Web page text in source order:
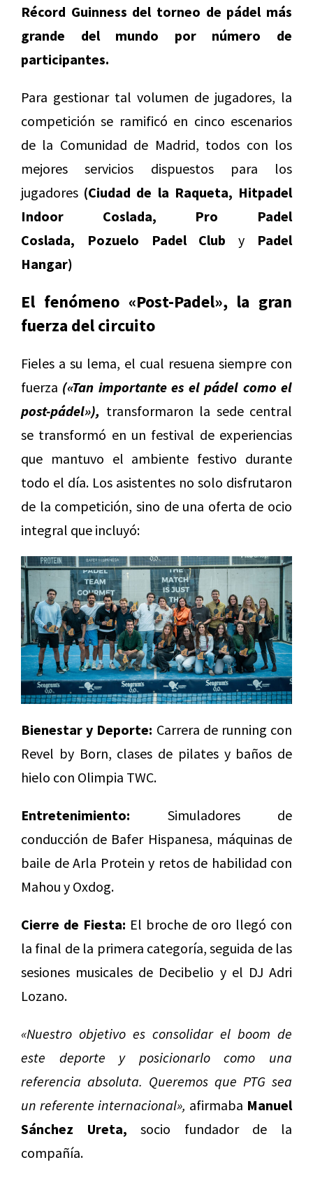
Récord Guinness del torneo de pádel más
grande del mundo por número de
participantes.
Para gestionar tal volumen de jugadores, la
competición se ramificó en cinco escenarios
de la Comunidad de Madrid, todos con los
mejores servicios dispuestos para los
jugadores (Ciudad de la Raqueta, Hitpadel
Indoor Coslada, Pro Padel
Coslada, Pozuelo Padel Club y Padel
Hangar)
El fenómeno «Post-Padel», la gran
fuerza del circuito
Fieles a su lema, el cual resuena siempre con
fuerza («Tan importante es el pádel como el
post-pádel»), transformaron la sede central
se transformó en un festival de experiencias
que mantuvo el ambiente festivo durante
todo el día. Los asistentes no solo disfrutaron
de la competición, sino de una oferta de ocio
integral que incluyó:
Bienestar y Deporte: Carrera de running con
Revel by Born, clases de pilates y baños de
hielo con Olimpia TWC.
Entretenimiento: Simuladores de
conducción de Bafer Hispanesa, máquinas de
baile de Arla Protein y retos de habilidad con
Mahou y Oxdog.
Cierre de Fiesta: El broche de oro llegó con
la final de la primera categoría, seguida de las
sesiones musicales de Decibelio y el DJ Adri
Lozano.
«Nuestro objetivo es consolidar el boom de
este deporte y posicionarlo como una
referencia absoluta. Queremos que PTG sea
un referente internacional», afirmaba Manuel
Sánchez Ureta, socio fundador de la
compañía.